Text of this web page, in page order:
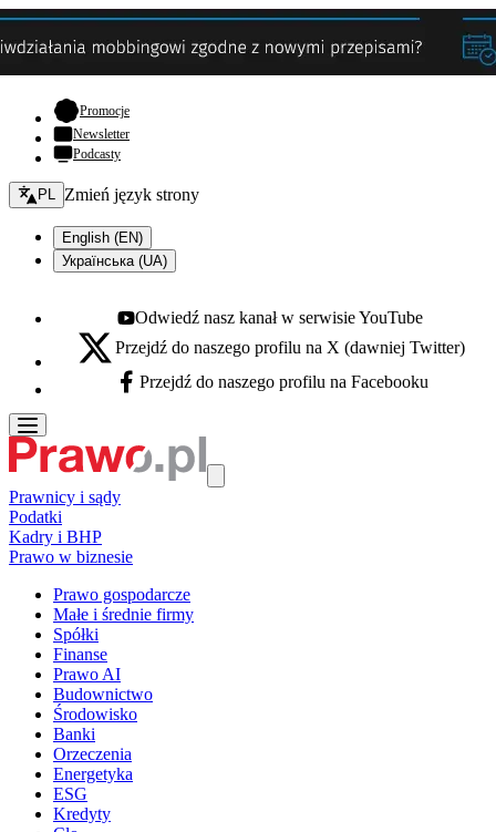
Promocje- otwiera się w nowej karcie
Newsletter
Podcasty
Zmień język - bieżący:
PL Zmień język strony
English (EN)
Українська (UA)
Youtube - otwiera się w nowej karcie
Odwiedź nasz kanał w serwisie YouTube
X - otwiera się w nowej karcie
Przejdź do naszego profilu na X (dawniej Twitter)
Facebook - otwiera się w nowej karcie
Przejdź do naszego profilu na Facebooku
Prawnicy i sądy
Podatki
Kadry i BHP
Prawo w biznesie
Prawo gospodarcze
Małe i średnie firmy
Spółki
Finanse
Prawo AI
Budownictwo
Środowisko
Banki
Orzeczenia
Energetyka
ESG
Kredyty